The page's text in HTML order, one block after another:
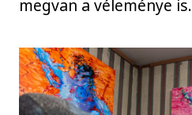
megvan a véleménye is.